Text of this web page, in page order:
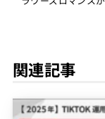
関連記事